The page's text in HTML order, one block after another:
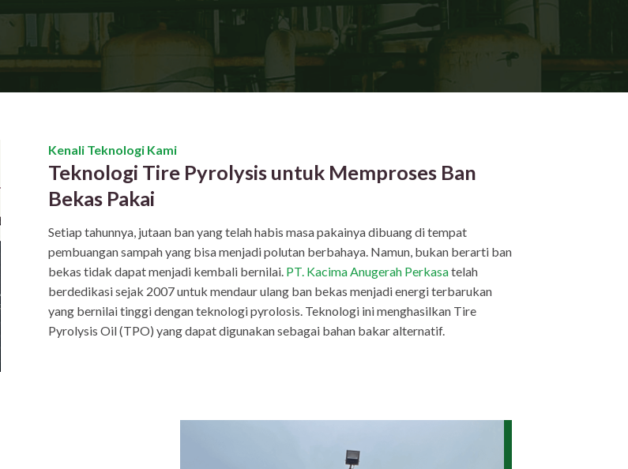
Kenali Teknologi Kami
Teknologi Tire Pyrolysis untuk Memproses Ban
Bekas Pakai
Setiap tahunnya, jutaan ban yang telah habis masa pakainya dibuang di tempat
pembuangan sampah yang bisa menjadi polutan berbahaya. Namun, bukan berarti ban
bekas tidak dapat menjadi kembali bernilai. PT. Kacima Anugerah Perkasatelah
berdedikasi sejak 2007 untuk mendaur ulang ban bekas menjadi energi terbarukan
yang bernilai tinggi dengan teknologi pyrolosis. Teknologi ini menghasilkan Tire
Pyrolysis Oil (TPO) yang dapat digunakan sebagai bahan bakar alternatif.